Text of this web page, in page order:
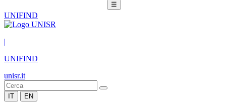
☰
UNIFIND
|
UNIFIND
unisr.it
IT EN